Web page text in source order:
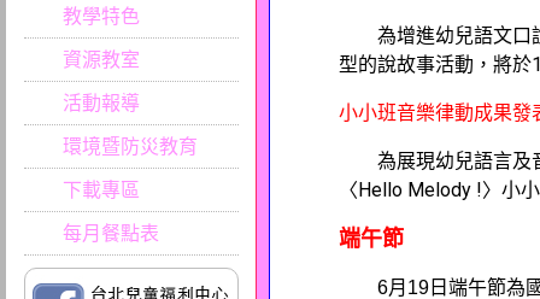
教學特色
資源教室
活動報導
環境暨防災教育
下載專區
每月餐點表
為增進幼兒語文口
型的說故事活動，將
小小班音樂律動成果發
為展現幼兒語言及
〈Hello Melody !〉小
端午節
6月19日端午節為